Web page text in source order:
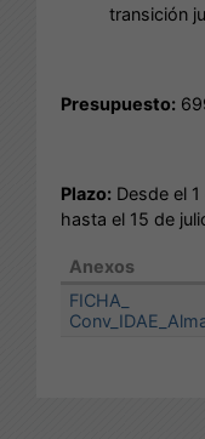
transición
Presupuesto:
Plazo: Desde el
hasta el 15 de
Anexos
FICHA_